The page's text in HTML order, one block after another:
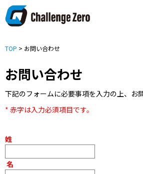
TOP > お問い合わせ
お問い合わせ
下記のフォームに必要事項を入力の上、お
* 赤字は入力必須項目です。
姓
名